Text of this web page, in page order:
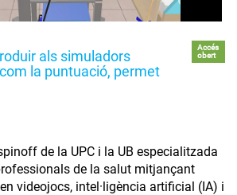
als simuladors
la puntuació, permet
Accés
obert
de la UPC i la UB especialitzada
de la salut mitjançant
videojocs, intel·ligència artificial (IA) i